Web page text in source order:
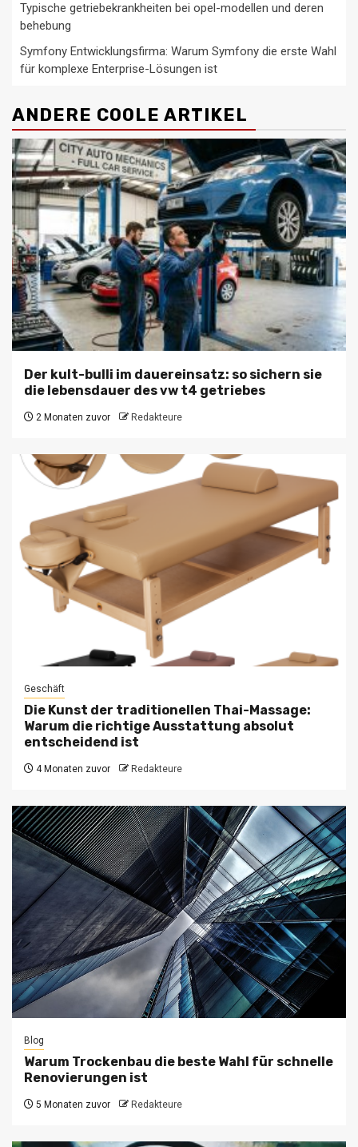
Typische getriebekrankheiten bei opel-modellen und deren
behebung
Symfony Entwicklungsfirma: Warum Symfony die erste Wahl
für komplexe Enterprise-Lösungen ist
ANDERE COOLE ARTIKEL
Der kult-bulli im dauereinsatz: so sichern sie
die lebensdauer des vw t4 getriebes
2 Monaten zuvor Redakteure
Geschäft
Die Kunst der traditionellen Thai-Massage:
Warum die richtige Ausstattung absolut
entscheidend ist
4 Monaten zuvor Redakteure
Blog
Warum Trockenbau die beste Wahl für schnelle
Renovierungen ist
5 Monaten zuvor Redakteure